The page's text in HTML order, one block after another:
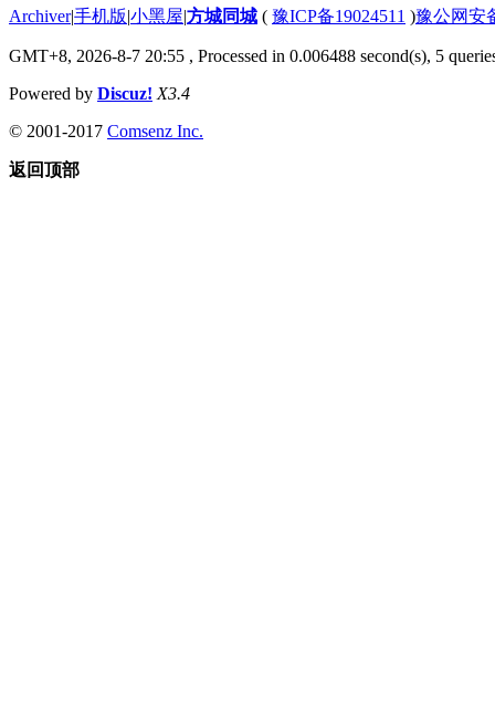
Archiver|手机版|小黑屋|方城同城 ( 豫ICP备19024511 )豫公网安
GMT+8, 2026-8-7 20:55 , Processed in 0.006488 second(s), 5
Powered by Discuz! X3.4
© 2001-2017 Comsenz Inc.
返回顶部